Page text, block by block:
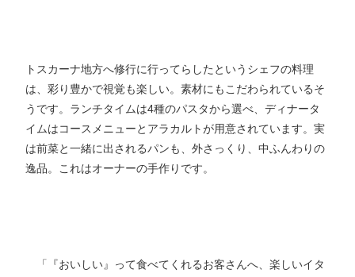
トスカーナ地方へ修行に行ってらしたというシェフの料理
は、彩り豊かで視覚も楽しい。素材にもこだわられているそ
うです。ランチタイムは4種のパスタから選べ、ディナータ
イムはコースメニューとアラカルトが用意されています。実
は前菜と一緒に出されるパンも、外さっくり、中ふんわりの
逸品。これはオーナーの手作りです。
「『おいしい』って食べてくれるお客さんへ、楽しいイタ